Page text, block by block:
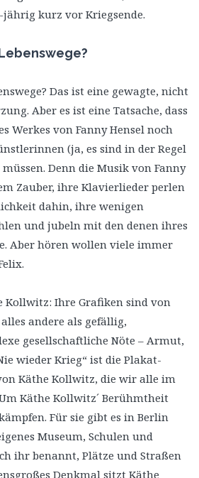
kurz vor Kriegsende.
Das ist eine gewagte, nicht
Aber es ist eine Tatsache, dass
Werkes von Fanny Hensel noch
(ja, es sind in der Regel
Denn die Musik von Fanny
Zauber, ihre Klavierlieder perlen
dahin, ihre wenigen
und jubeln mit den denen ihres
Aber hören wollen viele immer
Kollwitz: Ihre Grafiken sind von
andere als gefällig,
gesellschaftliche Nöte – Armut,
wieder Krieg“ ist die Plakat-
Käthe Kollwitz, die wir alle im
Käthe Kollwitz´ Berühmtheit
Für sie gibt es in Berlin
Museum, Schulen und
ihr benannt, Plätze und Straßen
Denkmal sitzt Käthe